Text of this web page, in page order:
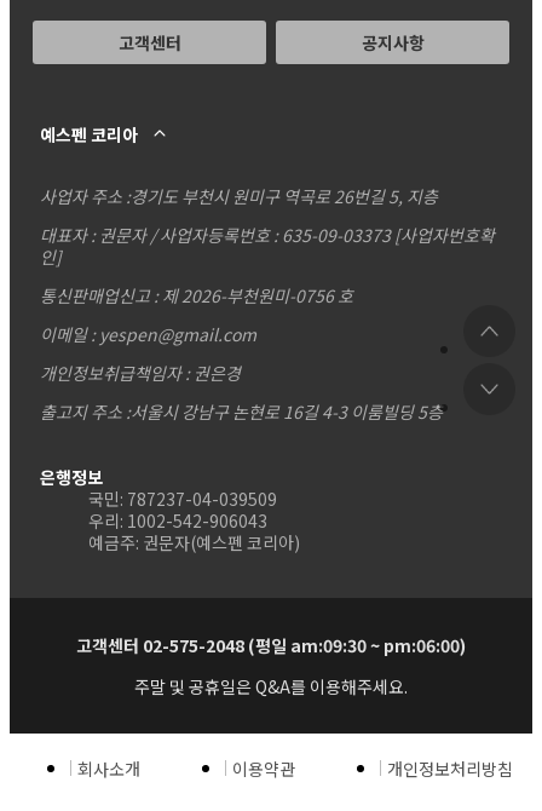
고객센터 공지사항
예스펜 코리아
사업자 주소 :경기도 부천시 원미구 역곡로 26번길 5, 지층
대표자 : 권문자 / 사업자등록번호 : 635-09-03373[사업자번호확
인]
통신판매업신고 : 제 2026-부천원미-0756 호
이메일 : yespen@gmail.com
개인정보취급책임자 : 권은경
출고지 주소 :서울시 강남구 논현로 16길 4-3 이룸빌딩 5층
은행정보
국민: 787237-04-039509
우리: 1002-542-906043
예금주: 권문자(예스펜 코리아)
고객센터 02-575-2048 (평일 am:09:30 ~ pm:06:00)
주말 및 공휴일은 Q&A를 이용해주세요.
회사소개 이용약관 개인정보처리방침